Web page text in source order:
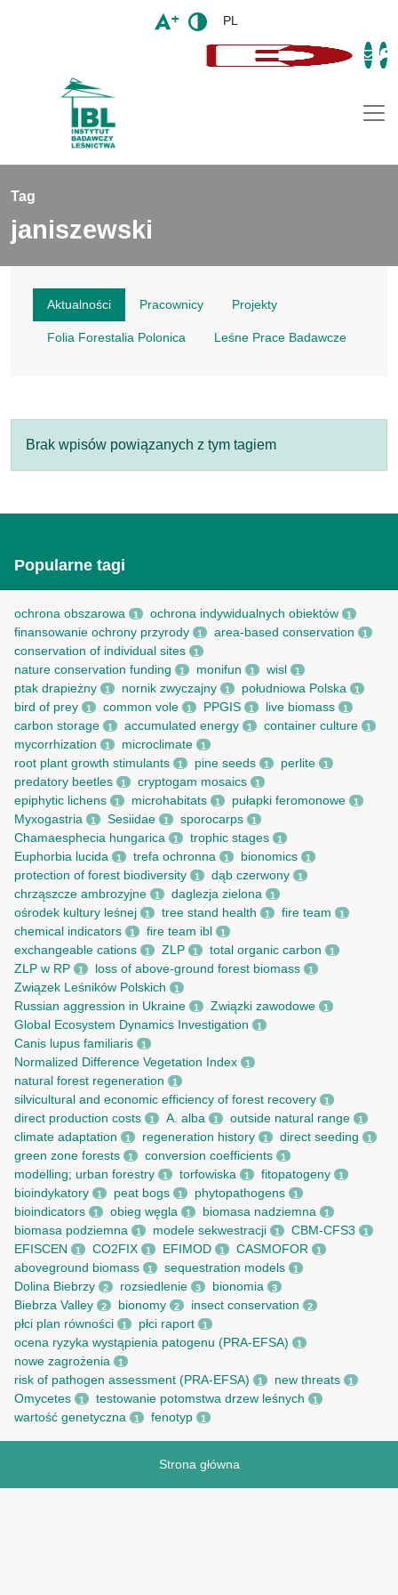
PL
Tag
janiszewski
Aktualności Pracownicy Projekty
Folia Forestalia Polonica Leśne Prace Badawcze
Brak wpisów powiązanych z tym tagiem
Popularne tagi
ochrona obszarowa 1 ochrona indywidualnych obiektów 1
finansowanie ochrony przyrody 1 area-based conservation 1
conservation of individual sites 1
nature conservation funding 1 monifun 1 wisl 1
ptak drapieżny 1 nornik zwyczajny 1 południowa Polska 1
bird of prey 1 common vole 1 PPGIS 1 live biomass 1
carbon storage 1 accumulated energy 1 container culture 1
mycorrhization 1 microclimate 1
root рlant growth stimulants 1 pine seeds 1 perlite 1
predatory beetles 1 cryptogam mosaics 1
epiphytic lichens 1 microhabitats 1 pułapki feromonowe 1
Myxogastria 1 Sesiidae 1 sporocarps 1
Chamaesphecia hungarica 1 trophic stages 1
Euphorbia lucida 1 trefa ochronna 1 bionomics 1
protection of forest biodiversity 1 dąb czerwony 1
chrząszcze ambrozyjne 1 daglezja zielona 1
ośrodek kultury leśnej 1 tree stand health 1 fire team 1
chemical indicators 1 fire team ibl 1
exchangeable cations 1 ZLP 1 total organic carbon 1
ZLP w RP 1 loss of above-ground forest biomass 1
Związek Leśników Polskich 1
Russian aggression in Ukraine 1 Związki zawodowe 1
Global Ecosystem Dynamics Investigation 1
Canis lupus familiaris 1
Normalized Difference Vegetation Index 1
natural forest regeneration 1
silvicultural and economic efficiency of forest recovery 1
direct production costs 1 A. alba 1 outside natural range 1
climate adaptation 1 regeneration history 1 direct seeding 1
green zone forests 1 conversion coefficients 1
modelling; urban forestry 1 torfowiska 1 fitopatogeny 1
bioindykatory 1 peat bogs 1 phytopathogens 1
bioindicators 1 obieg węgla 1 biomasa nadziemna 1
biomasa podziemna 1 modele sekwestracji 1 CBM-CFS3 1
EFISCEN 1 CO2FIX 1 EFIMOD 1 CASMOFOR 1
aboveground biomass 1 sequestration models 1
Dolina Biebrzy 2 rozsiedlenie 3 bionomia 3
Biebrza Valley 2 bionomy 2 insect conservation 2
płci plan równości 1 płci raport 1
ocena ryzyka wystąpienia patogenu (PRA-EFSA) 1
nowe zagrożenia 1
risk of pathogen assessment (PRA-EFSA) 1 new threats 1
Omycetes 1 testowanie potomstwa drzew leśnych 1
wartość genetyczna 1 fenotyp 1
Strona główna